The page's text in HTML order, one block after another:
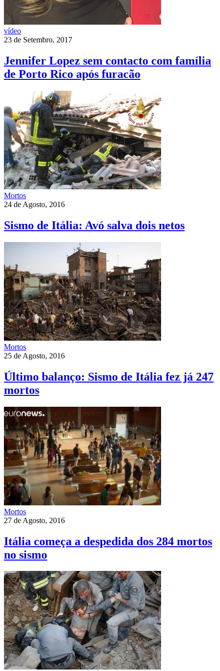
vídeo
23 de Setembro, 2017
Jennifer Lopez sem contacto com família
de Porto Rico após furacão
Mortos
24 de Agosto, 2016
Sismo de Itália: Avó salva dois netos
Mortos
25 de Agosto, 2016
Último balanço: Sismo de Itália fez já 247
mortos
Mortos
27 de Agosto, 2016
Itália começa a despedida dos 284 mortos
no sismo